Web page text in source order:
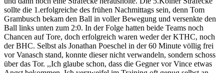
sollte die 1.erfolgreiche des frühen Nachmittags sein, denn Tom
Grambusch bekam den Ball in voller Bewegung und versenkte den
Ball links unten zum 2:0. In der Folge hatten beide Teams noch
Chancen auf Tore, doch erfolgreich waren weder der KTHC, noch
der BHC. Selbst als Jonathan Poeschel in der 60 Minute völlig frei
vor Vanasch stand, konnte dieser nicht verwandeln, sondern schoss
über das Tor. ,,Ich glaube schon, dass die Gegner vor Vince etwas